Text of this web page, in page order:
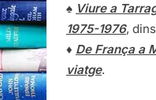
♠ Viure a
1975-1976,
♦ De França a
viatge.